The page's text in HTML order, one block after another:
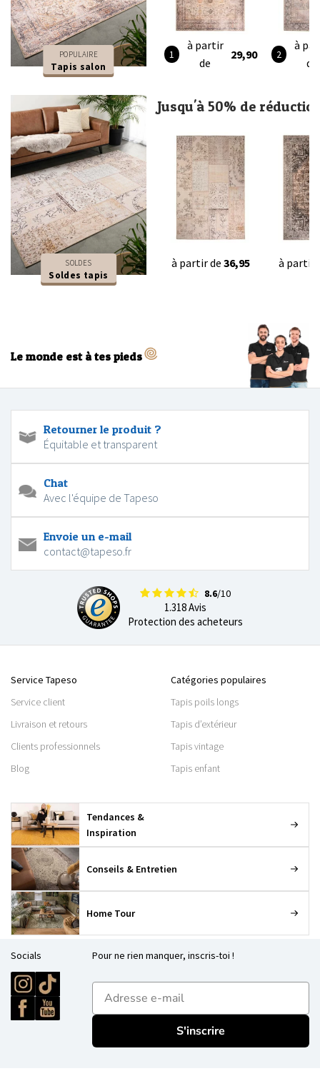
POPULAIRE
Tapis salon
à partir
de
29,90
à
de
SOLDES
Soldes tapis
Jusqu'à 50% de
à partir de 36,95 à partir
Le monde est à tes pieds
Retourner le produit ?
Équitable et transparent
Chat
Avec l'équipe de Tapeso
Envoie un e-mail
contact@tapeso.fr
8.6/10
1.318 Avis
Protection des acheteurs
Service Tapeso
Service client
Livraison et retours
Clients professionnels
Blog
Catégories populaires
Tapis poils longs
Tapis d’extérieur
Tapis vintage
Tapis enfant
Tendances &
Inspiration
Conseils & Entretien
Home Tour
Socials Pour ne rien manquer, inscris-toi !
E-mailadres
S'inscrire